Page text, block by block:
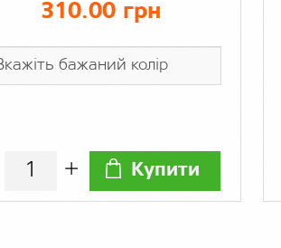
310.00 грн
Купити